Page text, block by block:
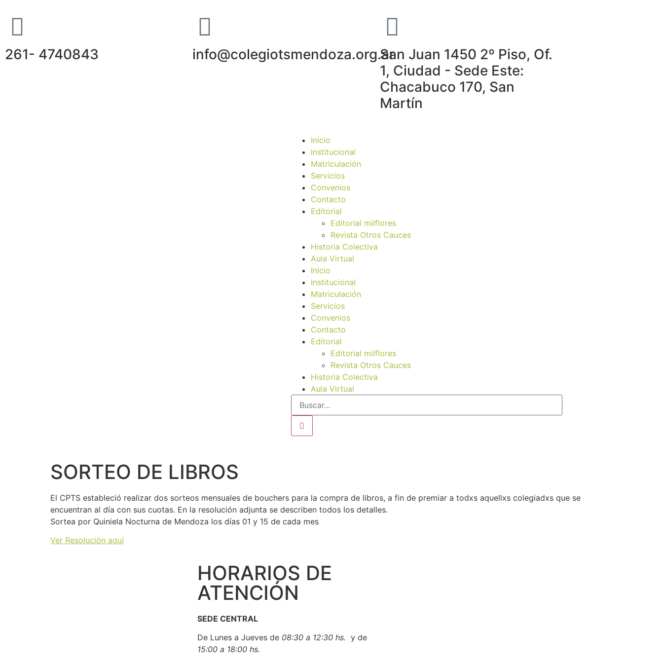
261- 4740843 info@colegiotsmendoza.org.arSan Juan 1450 2º Piso, Of.
1, Ciudad - Sede Este:
Chacabuco 170, San
Martín
Inicio
Institucional
Matriculación
Servicios
Convenios
Contacto
Editorial
Editorial milflores
Revista Otros Cauces
Historia Colectiva
Aula Virtual
Inicio
Institucional
Matriculación
Servicios
Convenios
Contacto
Editorial
Editorial milflores
Revista Otros Cauces
Historia Colectiva
Aula Virtual
SORTEO DE LIBROS
El CPTS estableció realizar dos sorteos mensuales de bouchers para la compra de libros, a fin de premiar a todxs aquellxs colegiadxs que se
encuentran al día con sus cuotas. En la resolución adjunta se describen todos los detalles.
Sortea por Quiniela Nocturna de Mendoza los días 01 y 15 de cada mes
Ver Resolución aquí
HORARIOS DE
ATENCIÓN
SEDE CENTRAL
De Lunes a Jueves de 08:30 a 12:30 hs. y de
15:00 a 18:00 hs.